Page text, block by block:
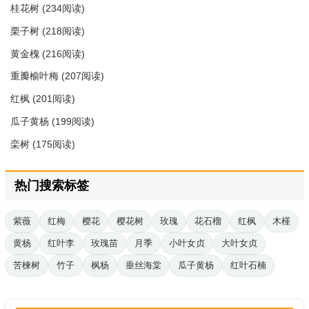
桂花树 (234阅读)
栗子树 (218阅读)
黄金槐 (216阅读)
重瓣榆叶梅 (207阅读)
红枫 (201阅读)
瓜子黄杨 (199阅读)
栾树 (175阅读)
热门搜索标签
紫薇 红梅 樱花 樱花树 玫瑰 花石榴 红枫 木槿
黄杨 红叶李 玫瑰苗 月季 小叶女贞 大叶女贞
苦楝树 竹子 枫杨 垂丝海棠 瓜子黄杨 红叶石楠